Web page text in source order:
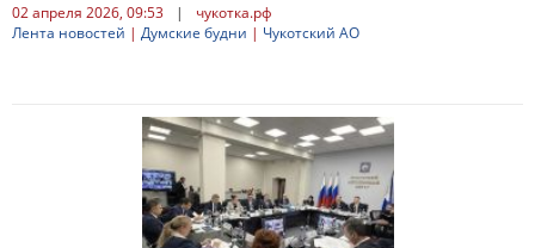
02 апреля 2026, 09:53 |
чукотка.рф
Лента новостей | Думские будни | Чукотский АО